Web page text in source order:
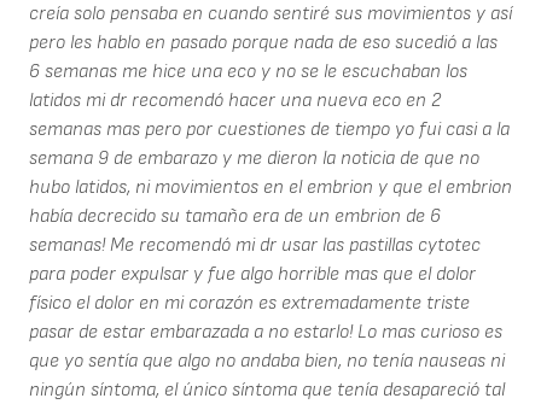
creía solo pensaba en cuando sentiré sus movimientos y así
pero les hablo en pasado porque nada de eso sucedió a las
6 semanas me hice una eco y no se le escuchaban los
latidos mi dr recomendó hacer una nueva eco en 2
semanas mas pero por cuestiones de tiempo yo fui casi a la
semana 9 de embarazo y me dieron la noticia de que no
hubo latidos, ni movimientos en el embrion y que el embrion
había decrecido su tamaño era de un embrion de 6
semanas! Me recomendó mi dr usar las pastillas cytotec
para poder expulsar y fue algo horrible mas que el dolor
físico el dolor en mi corazón es extremadamente triste
pasar de estar embarazada a no estarlo! Lo mas curioso es
que yo sentía que algo no andaba bien, no tenía nauseas ni
ningún síntoma, el único síntoma que tenía desapareció tal